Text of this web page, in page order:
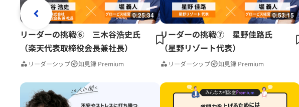
0:25:34
リーダーの挑戦⑥ 三木谷浩史氏
（楽天代表取締役会長兼社長）
リーダーシップ 知見録 Premium
0:53:15
リーダーの挑戦⑦ 星野佳路氏
（星野リゾート代表）
リーダーシップ 知見録 Premium